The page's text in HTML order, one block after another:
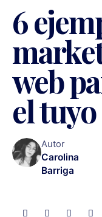
6
web
el tuyo
Autor
Carolina
Barriga